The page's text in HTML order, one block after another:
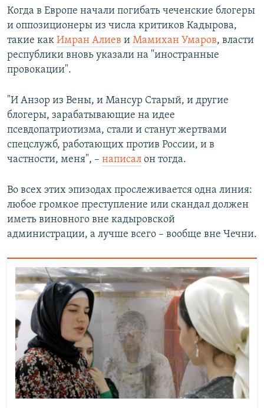
Когда в Европе начали погибать чеченские блогеры
и оппозиционеры из числа критиков Кадырова,
такие как Имран Алиев и Мамихан Умаров, власти
республики вновь указали на "иностранные
провокации".
"И Анзор из Вены, и Мансур Старый, и другие
блогеры, зарабатывающие на идее
псевдопатриотизма, стали и станут жертвами
спецслужб, работающих против России, и в
частности, меня", – написал он тогда.
Во всех этих эпизодах прослеживается одна линия:
любое громкое преступление или скандал должен
иметь виновного вне кадыровской
администрации, а лучше всего – вообще вне Чечни.